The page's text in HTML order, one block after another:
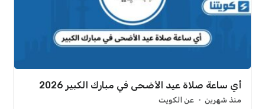
أي ساعة صلاة عيد الأضحى في مبارك الكبير 2026
منذ شهرين عن الكويت